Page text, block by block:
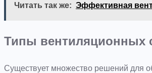
Читать так же: Эффективная
Типы вентиляционных
Существует множество решений для